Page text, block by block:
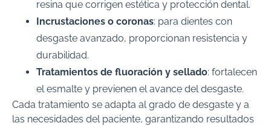
resina que corrigen estética y protección dental.
Incrustaciones o coronas: para dientes con
desgaste avanzado, proporcionan resistencia y
durabilidad.
Tratamientos de fluoración y sellado: fortalecen
el esmalte y previenen el avance del desgaste.
Cada tratamiento se adapta al grado de desgaste y a
las necesidades del paciente, garantizando resultados